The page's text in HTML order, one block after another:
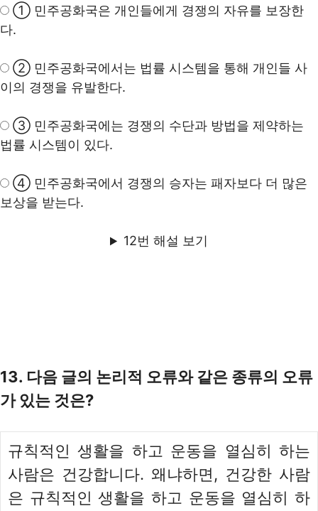
① 민주공화국은 개인들에게 경쟁의 자유를 보장한
다.
② 민주공화국에서는 법률 시스템을 통해 개인들 사
이의 경쟁을 유발한다.
③ 민주공화국에는 경쟁의 수단과 방법을 제약하는
법률 시스템이 있다.
④ 민주공화국에서 경쟁의 승자는 패자보다 더 많은
보상을 받는다.
12번 해설 보기
13. 다음 글의 논리적 오류와 같은 종류의 오류
가 있는 것은?
규칙적인 생활을 하고 운동을 열심히 하는
사람은 건강합니다. 왜냐하면, 건강한 사람
은 규칙적인 생활을 하고 운동을 열심히 하